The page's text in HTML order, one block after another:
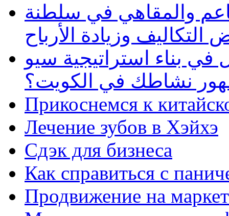
والمقاهي في سلطنة
وزيادة الأرباح
بناء استراتيجية سيو
نشاطك في الكويت؟
Прикоснемся к
Лечение зубов в Хэйхэ
Сдэк для бизнеса
Как справиться с
Продвижение на